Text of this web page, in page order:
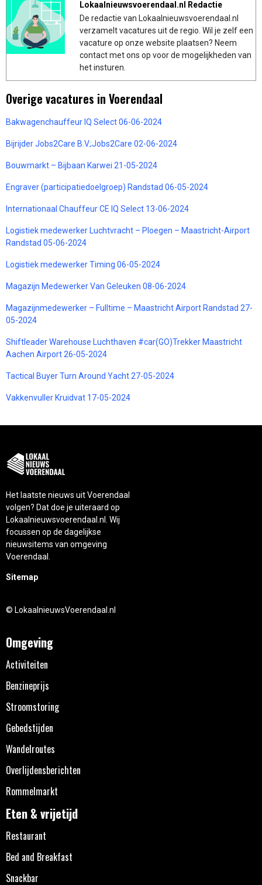
Lokaalnieuwsvoerendaal.nl Redactie
De redactie van Lokaalnieuwsvoerendaal.nl
verzamelt vacatures uit de regio. Wil je zelf een
vacature op onze website plaatsen? Neem
contact met ons op voor de mogelijkheden van
het insturen.
Overige vacatures in Voerendaal
Bakwagenchauffeur IQ Select 06-06-2024
Bijrijder Jobs2Care B.V.;Jobs2Care 02-06-2024
Bouwmarkt – Bijbaan Karwei 21-05-2024
Engraver (participatiedoelgroep) Randstad 06-05-2024
Internationaal Chauffeur CE IQ Select 13-06-2024
Logistiek medewerker Luchtvracht – Ploegen – Maastricht-Airport
Randstad 05-06-2024
Logistiek medewerker Timing 06-05-2024
Magazijn Medewerker Van Geleuken 08-06-2024
Magazijnmedewerker – Fulltime – Maastricht Airport Randstad 27-
05-2024
Shiftleader Warehouse Luchthaven #car(GO)Trekker Maastricht
Aachen Airport 26-05-2024
Tactical Buyer Turn Around Yacht 27-05-2024
Vakkenvuller Kruidvat 17-05-2024
Het laatste nieuws uit Voerendaal
volgen? Dat doe je uiteraard op
Lokaalnieuwsvoerendaal.nl. Wij
focussen op de dagelijkse
nieuwsitems van omgeving
Voerendaal.
Sitemap
© LokaalnieuwsVoerendaal.nl
Omgeving
Activiteiten
Benzineprijs
Stroomstoring
Gebedstijden
Wandelroutes
Overlijdensberichten
Rommelmarkt
Eten & vrijetijd
Restaurant
Bed and Breakfast
Snackbar